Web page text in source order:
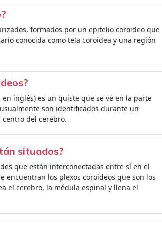
formados por un epitelio coroideo que
conocida como tela coroidea y una región
en inglés) es un quiste que se ve en la parte
son identificados durante un
centro del cerebro.
situados?
que están interconectadas entre sí en el
encuentran los plexos coroideos que son los
el cerebro, la médula espinal y llena el